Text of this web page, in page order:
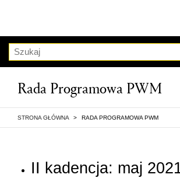
Szukaj
Rada Programowa PWM
STRONA GŁÓWNA > RADA PROGRAMOWA PWM
II kadencja: maj